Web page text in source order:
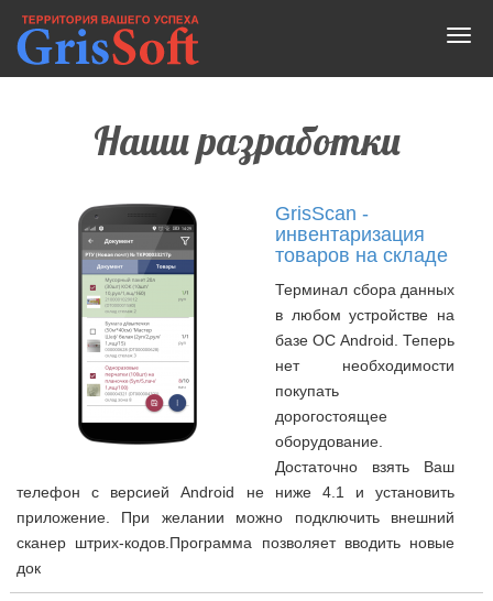
Наши разработки
GrisScan -
инвентаризация
товаров на складе
Терминал сбора данных
в любом устройстве на
базе ОС Android. Теперь
нет необходимости
покупать
дорогостоящее
оборудование.
Достаточно взять Ваш
телефон с версией Android не ниже 4.1 и установить
приложение. При желании можно подключить внешний
сканер штрих-кодов.Программа позволяет вводить новые
док